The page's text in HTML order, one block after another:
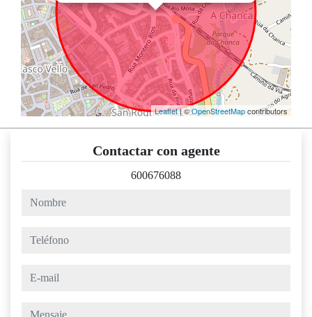
Leaflet| ©OpenStreetMapcontributors
Contactar con agente
600676088
nombre
teléfono
e-mail
mensaje